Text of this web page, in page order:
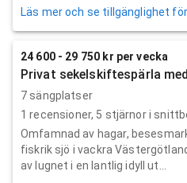
Läs mer och se tillgänglighet
24 600 - 29 750 kr per vecka
Privat sekelskiftespärla
7 sängplatser
1 recensioner, 5 stjärnor i
Omfamnad av hagar,
fiskrik sjö i vackra
av lugnet i en lantlig idyll ut...